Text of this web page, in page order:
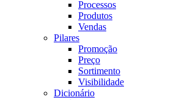
Processos
Produtos
Vendas
Pilares
Promoção
Preço
Sortimento
Visibilidade
Dicionário